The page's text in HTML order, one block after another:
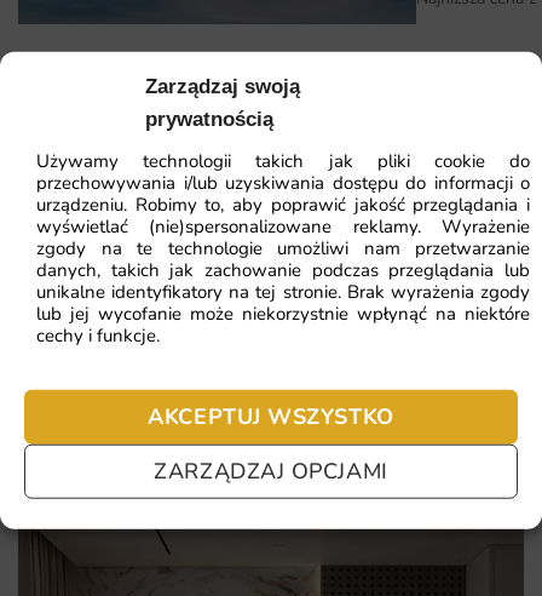
Zarządzaj swoją
prywatnością
Używamy technologii takich jak pliki cookie do
przechowywania i/lub uzyskiwania dostępu do informacji o
urządzeniu. Robimy to, aby poprawić jakość przeglądania i
wyświetlać (nie)spersonalizowane reklamy. Wyrażenie
zgody na te technologie umożliwi nam przetwarzanie
danych, takich jak zachowanie podczas przeglądania lub
unikalne identyfikatory na tej stronie. Brak wyrażenia zgody
lub jej wycofanie może niekorzystnie wpłynąć na niektóre
cechy i funkcje.
AKCEPTUJ WSZYSTKO
ZARZĄDZAJ OPCJAMI
specjalistów. Wystarczy kilka kroków, aby cieszyć się
Dlaczego warto wybrać tę fototapetę
Egzotyczny motyw, który ożywi każde wnętrze.
Wysokiej jakości materiały gwarantujące trwałość i
estetykę.
Ekologiczny druk, bezpieczny dla zdrowia.
Łatwy montaż, dostępność w różnych wymiarach.
Najniższa cena z 30 dni:41.93zł
ZOBACZ WSZYSTKIE
Najczęściej zadawane pytania
Pomagamy i doradzamy przy każdym zakupie. Ale jeżeli
nie chcesz czekać – sprawdź najczęściej zadawane pytania.